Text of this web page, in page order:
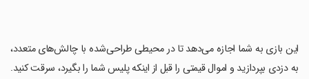
‏این بازی به شما اجازه می‌دهد تا در محیطی طراحی‌شده با چالش‌های متعدد،
به دزدی بپردازید و اموال قیمتی را قبل از اینکه پلیس شما را بگیرد، سرقت کنید.